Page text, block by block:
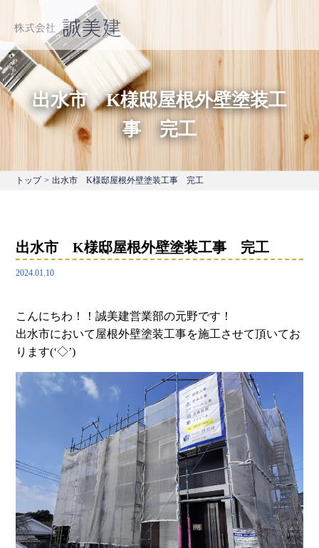
出水市 K様邸屋根外壁塗装工
事 完工
トップ > 出水市 K様邸屋根外壁塗装工事 完工
出水市 K様邸屋根外壁塗装工事 完工
2024.01.10
こんにちわ！！誠美建営業部の元野です！
出水市において屋根外壁塗装工事を施工させて頂いてお
ります(‘◇’)ゞ